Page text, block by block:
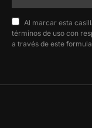
Al marcar esta
términos de uso con
a través de este